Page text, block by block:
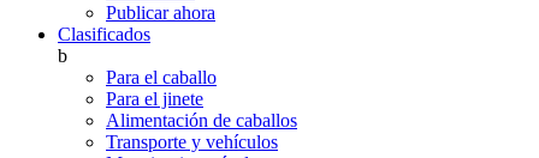
Publicar ahora
Clasificados
b
Para el caballo
Para el jinete
Alimentación de caballos
Transporte y vehículos